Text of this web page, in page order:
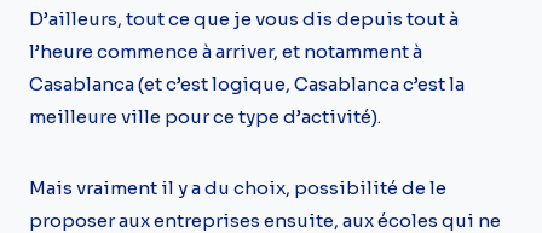
D’ailleurs, tout ce que je vous dis depuis tout à
l’heure commence à arriver, et notamment à
Casablanca (et c’est logique, Casablanca c’est la
meilleure ville pour ce type d’activité).
Mais vraiment il y a du choix, possibilité de le
proposer aux entreprises ensuite, aux écoles qui ne